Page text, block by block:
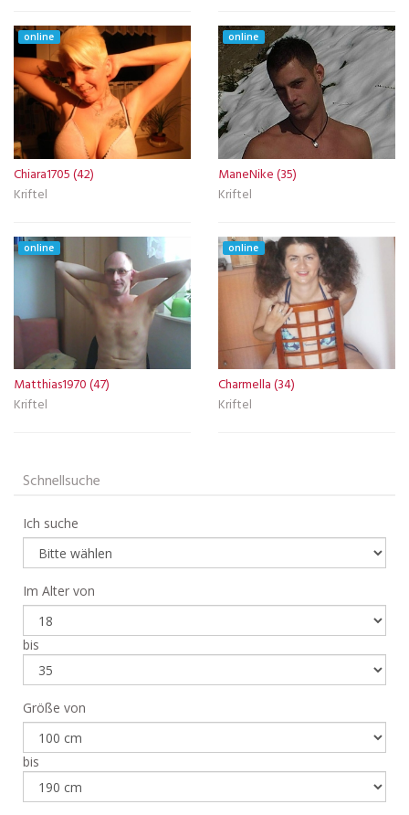
online
Chiara1705 (42)
Kriftel
online
ManeNike (35)
Kriftel
online
Matthias1970 (47)
Kriftel
online
Charmella (34)
Kriftel
Schnellsuche
Ich suche
Im Alter von
bis
Größe von
bis